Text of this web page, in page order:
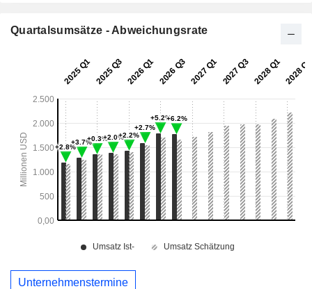
Quartalsumsätze - Abweichungsrate
Unternehmenstermine